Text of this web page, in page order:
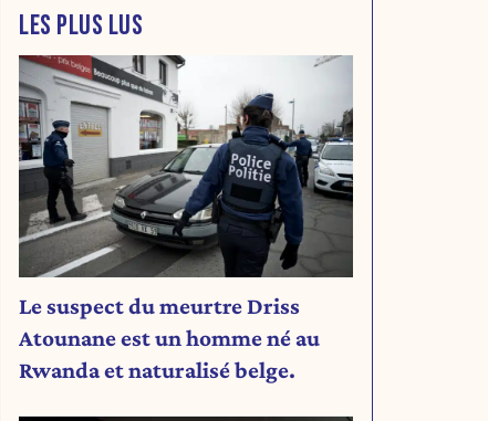
LES PLUS LUS
Le suspect du meurtre Driss
Atounane est un homme né au
Rwanda et naturalisé belge.